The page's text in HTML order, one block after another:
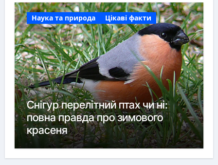
Наука та природа Цікаві факти
Снігур перелітний птах чи ні:
повна правда про зимового
красеня